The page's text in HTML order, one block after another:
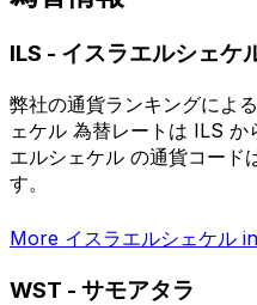
ILS - イスラエルシェケ
弊社の通貨ランキングによ
ェケル 為替レートは ILS
エルシェケル の通貨コー
す。
More イスラエルシェケル
WST - サモアタラ